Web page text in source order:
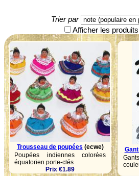
Trier par
Afficher les
Trousseau de poupées (ecwe)
Poupées indiennes colorées
équatorien porte-clés
Prix €1.89